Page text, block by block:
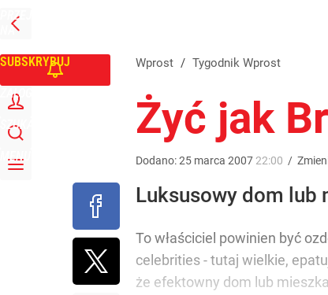
PRZEJDŹ
NA
GŁÓWNĄ
SUBSKRYBUJ
ZALOGUJ
SZUKAJ
MENU
Wprost / Tygodnik Wprost
Żyć jak
Dodano:25 marca 2007 22:00 /
Luksusowy dom lub
To właściciel powinien być
celebrities - tutaj wielkie,
że efektowny dom lub